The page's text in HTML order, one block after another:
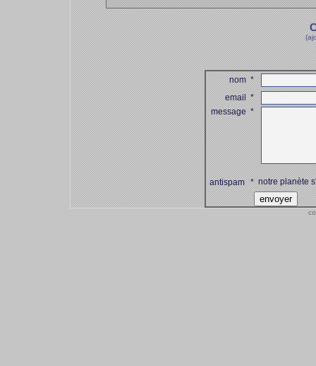
nom*
email*
message*
antispam *notre planète